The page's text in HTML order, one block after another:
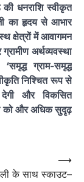
धनराशि स्वीकृत
का हृदय से आभार
क्षेत्रों में आवागमन
अर्थव्यवस्था
ग्राम-समृद्ध
निश्चित रूप से
और विकसित
को और अधिक सुदृढ़
के साथ स्काउट–
⟶